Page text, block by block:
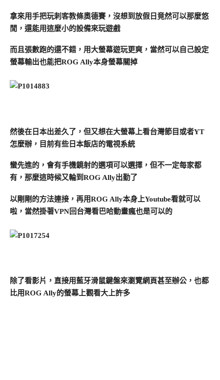
拿來用手把玩刺客教條奧德賽，沒想到放假日竟然可以那麼悠
閒，還能用這麼小的設備來玩遊戲
而且張數跑的還不錯，用大螢幕遊玩更爽，當然可以自己設定
螢幕輸出也能把ROG Ally本身螢幕關掉
然後在日本出差久了，但又想在大螢幕上看台灣節目或者YT
怎麼辦，目前有些日本飯店的電視系統
蠻先進的，會有手機鏡射的選項可以選擇，但不一定每家都
有，那麼這時候又輪到ROG Ally出勤了
以剛剛的方法連接，再用ROG Ally本身上Youtube看就可以
啦，當然掛著VPN回台灣看巴哈動畫瘋也是可以的
除了看影片，直接用藍牙滑鼠鍵盤來瀏覽網頁甚至辦公，也都
比用ROG Ally的螢幕上觀看大上許多